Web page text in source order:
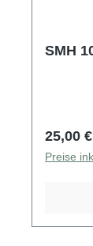
SMH
25,00 €
Preise